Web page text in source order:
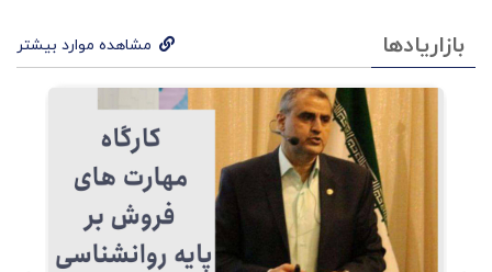
بازاریادها مشاهده موارد بیشتر